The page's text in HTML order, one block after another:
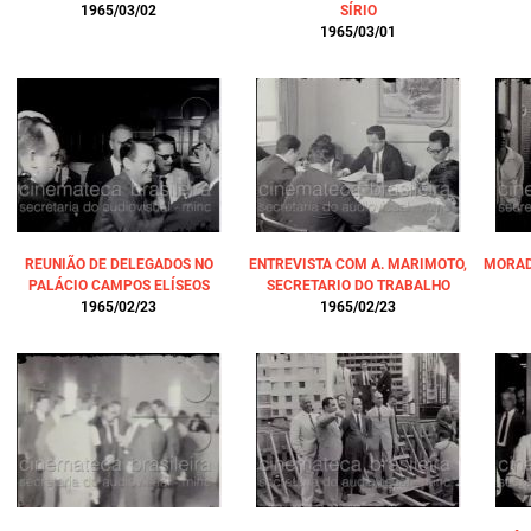
1965/03/02
SÍRIO
1965/03/01
REUNIÃO DE DELEGADOS NO
PALÁCIO CAMPOS ELÍSEOS
1965/02/23
ENTREVISTA COM A. MARIMOTO,
SECRETARIO DO TRABALHO
1965/02/23